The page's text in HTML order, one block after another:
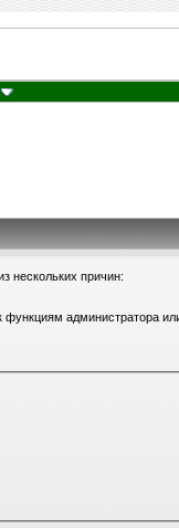
нескольких причин:
администратора